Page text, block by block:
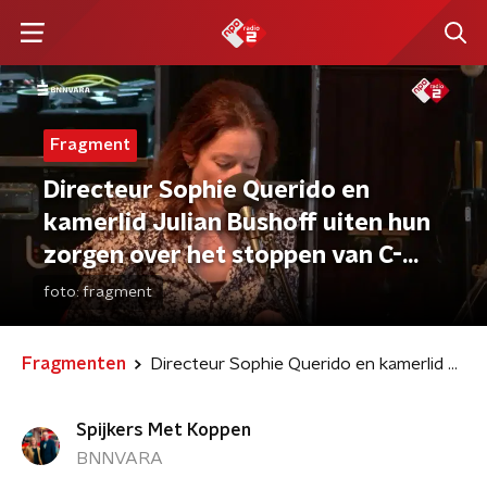
Fragment
Directeur Sophie Querido en
kamerlid Julian Bushoff uiten hun
zorgen over het stoppen van C-
support
foto:fragment
Fragmenten Directeur Sophie Querido en kamerlid Julian Bushoff uiten hun zorgen over het stoppen van C-support
Spijkers Met Koppen
BNNVARA